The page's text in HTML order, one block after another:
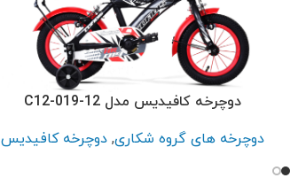
دوچرخه کافیدیس مدل C12-019-12
دوچرخه های گروه شکاری,دوچرخه کافیدیس